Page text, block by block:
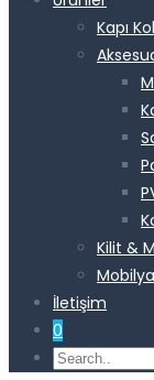
Kapı
Kilit &
İletişim
0